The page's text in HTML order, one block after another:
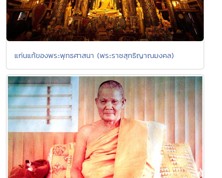
แก่นแท้ของพระพุทธศาสนา (พระราชสุทธิญาณมงคล)